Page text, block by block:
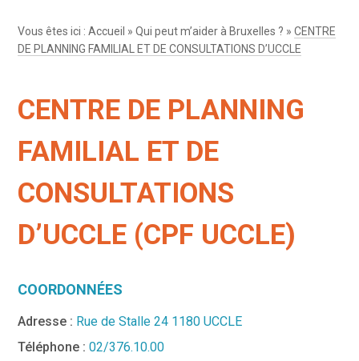
Vous êtes ici :Accueil »Qui peut m’aider à Bruxelles ? »CENTRE
DE PLANNING FAMILIAL ET DE CONSULTATIONS D’UCCLE
CENTRE DE PLANNING
FAMILIAL ET DE
CONSULTATIONS
D’UCCLE (CPF UCCLE)
COORDONNÉES
Adresse : Rue de Stalle 24 1180 UCCLE
Téléphone :02/376.10.00